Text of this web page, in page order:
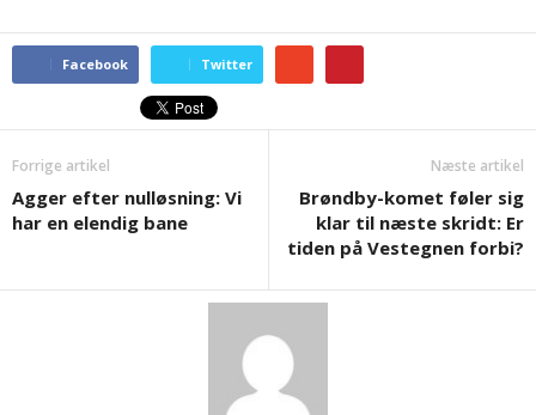
Facebook Twitter
Forrige artikel
Agger efter nulløsning: Vi
har en elendig bane
Næste artikel
Brøndby-komet føler sig
klar til næste skridt: Er
tiden på Vestegnen forbi?